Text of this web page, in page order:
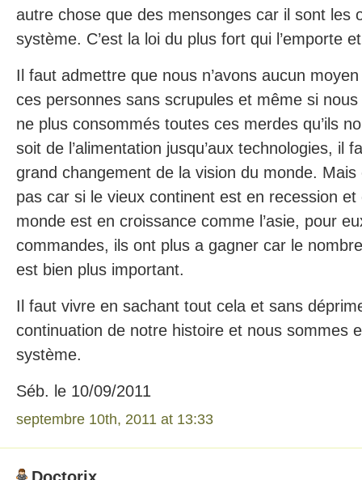
autre chose que des mensonges car il sont les
système. C’est la loi du plus fort qui l’emporte
Il faut admettre que nous n’avons aucun
ces personnes sans scrupules et même si
ne plus consommés toutes ces merdes qu’ils
soit de l’alimentation jusqu’aux technologies, il
grand changement de la vision du monde. Mais
pas car si le vieux continent est en recession et
monde est en croissance comme l’asie, pour
commandes, ils ont plus a gagner car le
est bien plus important.
Il faut vivre en sachant tout cela et sans
continuation de notre histoire et nous sommes
système.
Séb. le 10/09/2011
septembre 10th, 2011 at 13:33